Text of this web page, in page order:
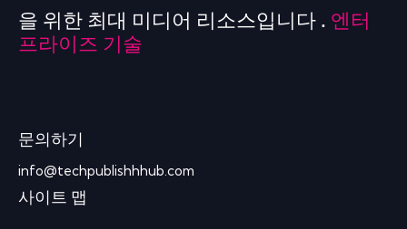
을 위한 최대 미디어 리소스입니다 . 엔터
프라이즈 기술
문의하기
info@techpublishhhub.com
사이트 맵